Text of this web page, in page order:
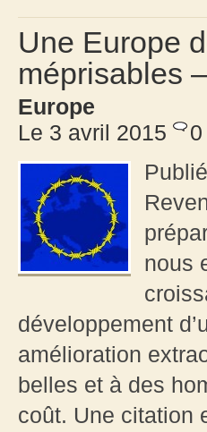
Une Europe
méprisables
Europe
Le 3 avril 2015
0
nous
développement
amélioration
belles et à des
coût. Une citation